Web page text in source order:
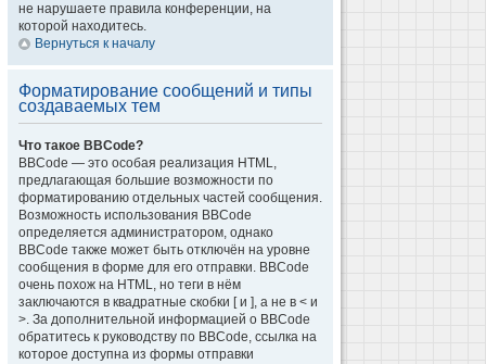
не нарушаете правила конференции, на
которой находитесь.
Вернуться к началу
Форматирование сообщений и типы
создаваемых тем
Что такое BBCode?
BBCode — это особая реализация HTML,
предлагающая большие возможности по
форматированию отдельных частей сообщения.
Возможность использования BBCode
определяется администратором, однако
BBCode также может быть отключён на уровне
сообщения в форме для его отправки. BBCode
очень похож на HTML, но теги в нём
заключаются в квадратные скобки [ и ], а не в < и
>. За дополнительной информацией о BBCode
обратитесь к руководству по BBCode, ссылка на
которое доступна из формы отправки